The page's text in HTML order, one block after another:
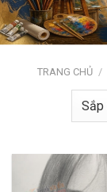
TRANG CHỦ /